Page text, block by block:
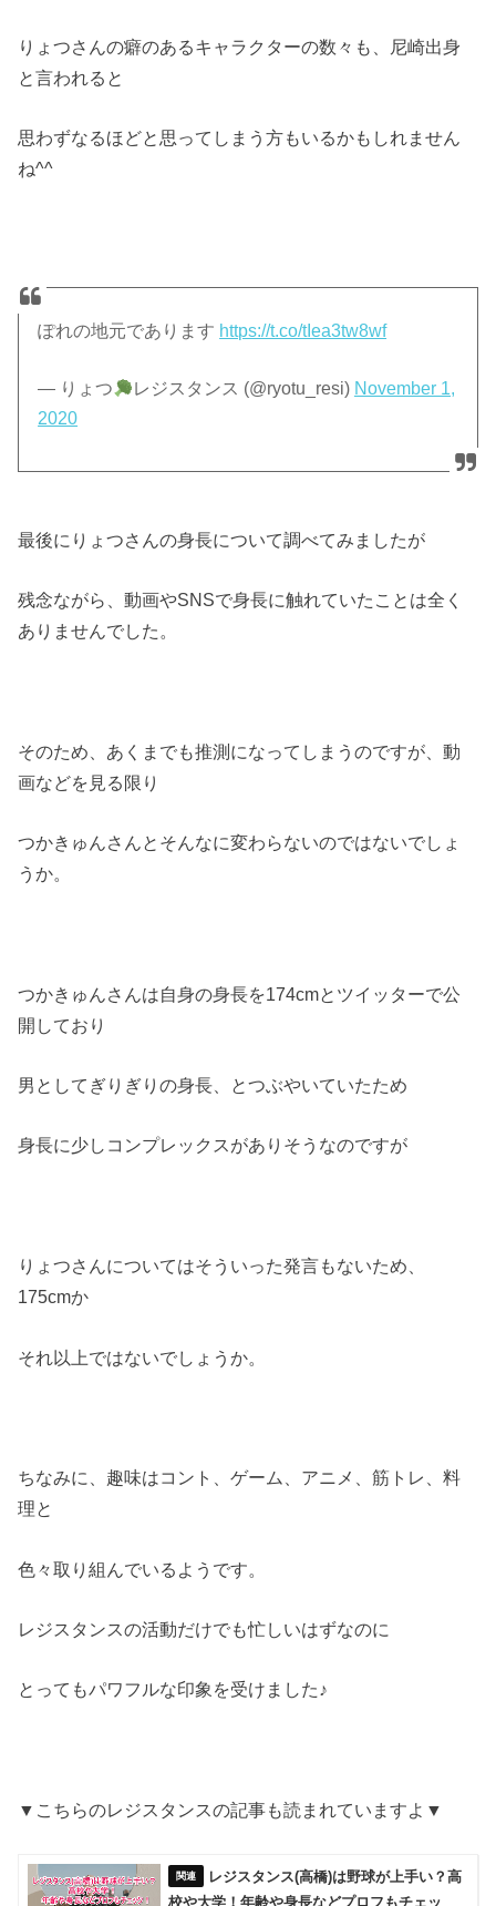
りょつさんの癖のあるキャラクターの数々も、尼崎出身
と言われると
思わずなるほどと思ってしまう方もいるかもしれません
ね^^
ぽれの地元であります https://t.co/tIea3tw8wf
— りょつ レジスタンス (@ryotu_resi) November 1,
2020
最後にりょつさんの身長について調べてみましたが
残念ながら、動画やSNSで身長に触れていたことは全く
ありませんでした。
そのため、あくまでも推測になってしまうのですが、動
画などを見る限り
つかきゅんさんとそんなに変わらないのではないでしょ
うか。
つかきゅんさんは自身の身長を174cmとツイッターで公
開しており
男としてぎりぎりの身長、とつぶやいていたため
身長に少しコンプレックスがありそうなのですが
りょつさんについてはそういった発言もないため、
175cmか
それ以上ではないでしょうか。
ちなみに、趣味はコント、ゲーム、アニメ、筋トレ、料
理と
色々取り組んでいるようです。
レジスタンスの活動だけでも忙しいはずなのに
とってもパワフルな印象を受けました♪
▼こちらのレジスタンスの記事も読まれていますよ▼
レジスタンス(高橋)は野球が上手い？高
校や大学！年齢や身長などプロフもチェッ